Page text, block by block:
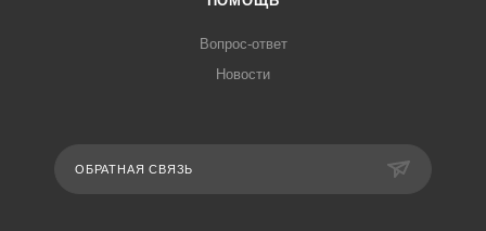
Вопрос-ответ
Новости
ОБРАТНАЯ СВЯЗЬ